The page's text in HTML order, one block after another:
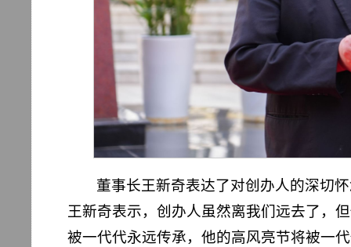
董事长王新奇表达了对创办人的深切
王新奇表示，创办人虽然离我们远去了，
被一代代永远传承，他的高风亮节将被一